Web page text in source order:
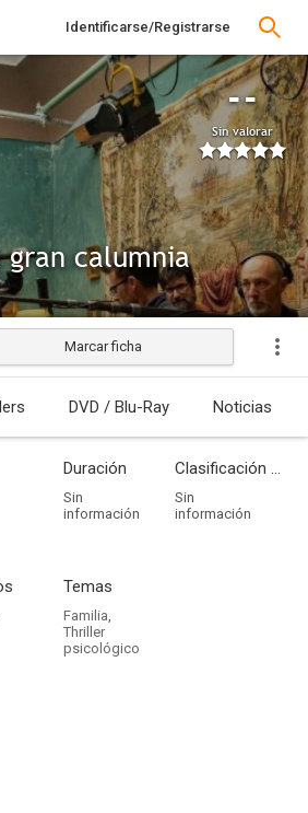
Identificarse/Registrarse
--
Sin valorar
gran calumnia
Marcar ficha
DVD / Blu-Ray Noticias
Duración
Sin
información
Clasificación por edades
Sin
información
Temas
Familia,
Thriller
psicológico